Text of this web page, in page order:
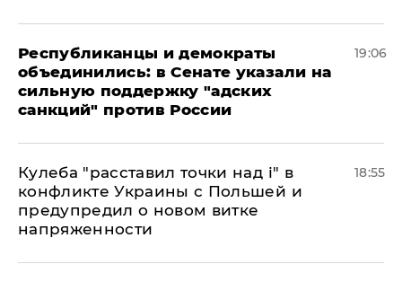
Республиканцы и демократы
объединились: в Сенате указали на
сильную поддержку "адских
санкций" против России
19:06
Кулеба "расставил точки над і" в
конфликте Украины с Польшей и
предупредил о новом витке
напряженности
18:55